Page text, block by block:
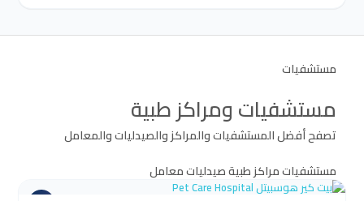
مستشفيات
مستشفيات ومراكز طبية
تصفح أفضل المستشفيات والمراكز والصيدليات والمعامل
مستشفياتمراكز طبيةصيدلياتمعامل